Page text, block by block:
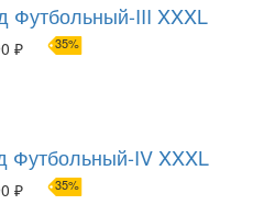
Футбольный-III XXXL
₽ 35%
Футбольный-IV XXXL
₽ 35%